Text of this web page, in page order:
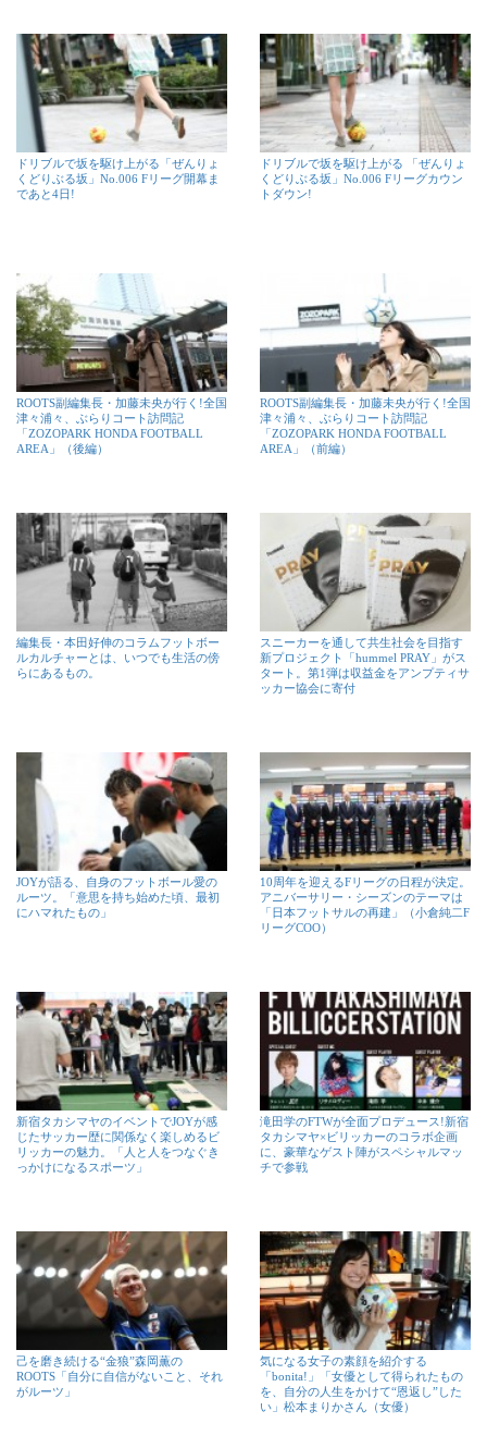
ドリブルで坂を駆け上がる「ぜんりょ
くどりぶる坂」No.006 Fリーグ開幕ま
であと4日!
ドリブルで坂を駆け上がる 「ぜんりょ
くどりぶる坂」No.006 Fリーグカウン
トダウン!
ROOTS副編集長・加藤未央が行く!全国
津々浦々、ぶらりコート訪問記
「ZOZOPARK HONDA FOOTBALL
AREA」（後編）
ROOTS副編集長・加藤未央が行く!全国
津々浦々、ぶらりコート訪問記
「ZOZOPARK HONDA FOOTBALL
AREA」（前編）
編集長・本田好伸のコラムフットボー
ルカルチャーとは、いつでも生活の傍
らにあるもの。
スニーカーを通して共生社会を目指す
新プロジェクト「hummel PRAY」がス
タート。第1弾は収益金をアンプティサ
ッカー協会に寄付
JOYが語る、自身のフットボール愛の
ルーツ。「意思を持ち始めた頃、最初
にハマれたもの」
10周年を迎えるFリーグの日程が決定。
アニバーサリー・シーズンのテーマは
「日本フットサルの再建」（小倉純二F
リーグCOO）
新宿タカシマヤのイベントでJOYが感
じたサッカー歴に関係なく楽しめるビ
リッカーの魅力。「人と人をつなぐき
っかけになるスポーツ」
滝田学のFTWが全面プロデュース!新宿
タカシマヤ×ビリッカーのコラボ企画
に、豪華なゲスト陣がスペシャルマッ
チで参戦
己を磨き続ける“金狼”森岡薫の
ROOTS「自分に自信がないこと、それ
がルーツ」
気になる女子の素顔を紹介する
「bonita!」「女優として得られたもの
を、自分の人生をかけて“恩返し”した
い」松本まりかさん（女優）